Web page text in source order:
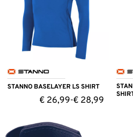
STANNO BASELAYER LS SHIRT
€26,99-€28,99